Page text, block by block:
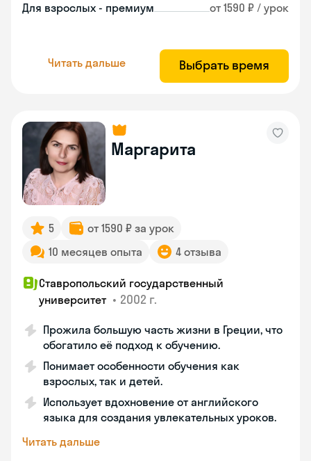
Для взрослых - премиум от 1590 ₽ / урок
Читать дальше Выбрать время
Маргарита
5
от 1590 ₽ за урок
10 месяцев опыта
4 отзыва
Ставропольский государственный
университет • 2002 г.
Прожила большую часть жизни в Греции, что
обогатило её подход к обучению.
Понимает особенности обучения как
взрослых, так и детей.
Использует вдохновение от английского
языка для создания увлекательных уроков.
Читать дальше